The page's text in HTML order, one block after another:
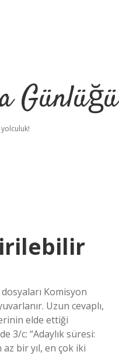
Günlüğü
Komisyon
Uzun cevaplı,
elde ettiği
3/c: “Adaylık süresi:
bir yıl, en çok iki